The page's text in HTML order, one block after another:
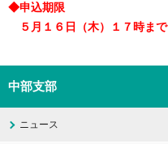
◆申込期限
５月１６日（木）１７時まで
中部支部
ニュース